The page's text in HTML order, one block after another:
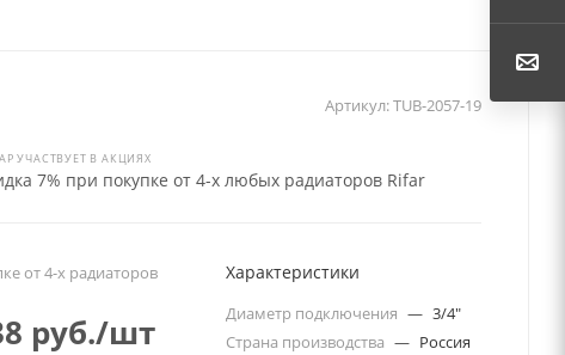
Артикул:TUB-2057-19
УЧАСТВУЕТ В АКЦИЯХ
7% при покупке от 4-х любых радиаторов Rifar
от 4-х радиаторов
руб./шт
Характеристики
Диаметр подключения — 3/4"
Страна производства — Россия